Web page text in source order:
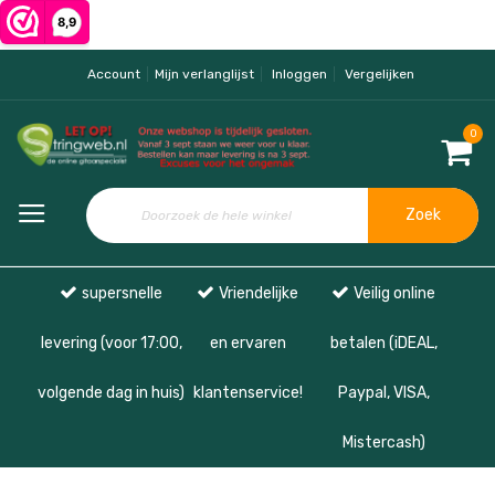
Account Mijn verlanglijst Inloggen Vergelijken
0
Zoek
supersnelle
levering (voor 17:00,
volgende dag in huis)
Vriendelijke
en ervaren
klantenservice!
Veilig online
betalen (iDEAL,
Paypal, VISA,
Mistercash)